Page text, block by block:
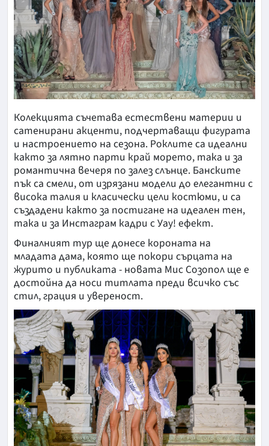
Колекцията съчетава естествени материи и
сатенирани акценти, подчертаващи фигурата
и настроението на сезона. Роклите са идеални
както за лятно парти край морето, така и за
романтична вечеря по залез слънце. Банските
пък са смели, от изрязани модели до елегантни с
висока талия и класически цели костюми, и са
създадени както за постигане на идеален тен,
така и за Инстаграм кадри с Уау! ефект.
Финалният тур ще донесе короната на
младата дама, която ще покори сърцата на
журито и публиката - новата Мис Созопол ще е
достойна да носи титлата преди всичко със
стил, грация и увереност.